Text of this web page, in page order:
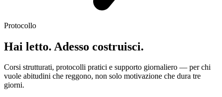
Protocollo
Hai letto. Adesso costruisci.
Corsi strutturati, protocolli pratici e supporto giornaliero — per chi
vuole abitudini che reggono, non solo motivazione che dura tre
giorni.